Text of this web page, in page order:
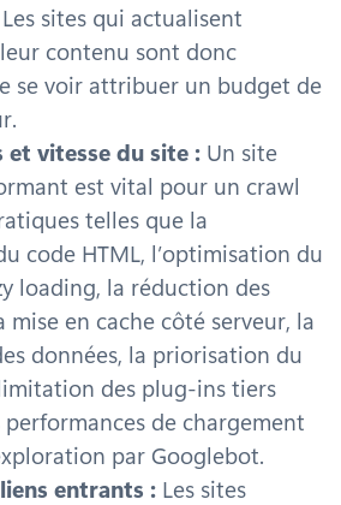
sites qui actualisent
contenu sont donc
se voir attribuer un budget de
et vitesse du site : Un site
est vital pour un crawl
telles que la
code HTML, l’optimisation du
loading, la réduction des
mise en cache côté serveur, la
données, la priorisation du
des plug-ins tiers
de chargement
par Googlebot.
entrants : Les sites